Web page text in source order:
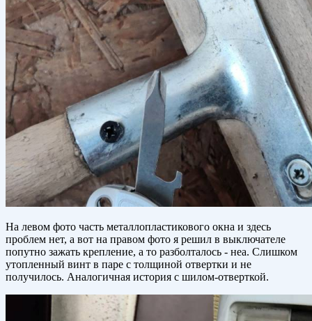
На левом фото часть металлопластикового окна и здесь
проблем нет, а вот на правом фото я решил в выключателе
попутно зажать крепление, а то разболталось - неа. Слишком
утопленный винт в паре с толщиной отвертки и не
получилось. Аналогичная история с шилом-отверткой.